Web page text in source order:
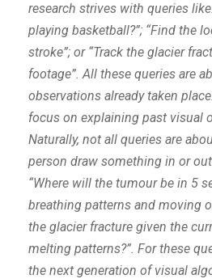
research strives with queries
playing basketball?”; “Find the
stroke”; or “Track the glacier
footage”. All these queries are
observations already taken
focus on explaining past visual
Naturally, not all queries are
person draw something in or
“Where will the tumour be in 5
breathing patterns and moving
the glacier fracture given the
melting patterns?”. For these
the next generation of visual